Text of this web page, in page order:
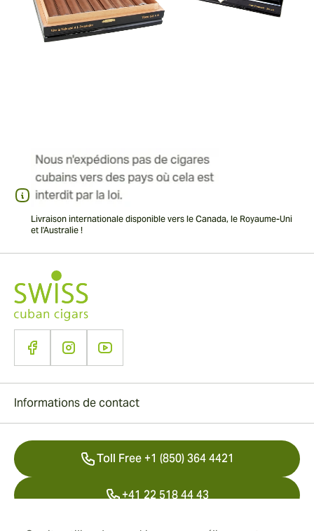
Livraison internationale disponible vers le Canada, le Royaume-Uni
et l'Australie !
Informations de contact
Toll Free +1 (850) 364 4421
+41 22 518 44 43